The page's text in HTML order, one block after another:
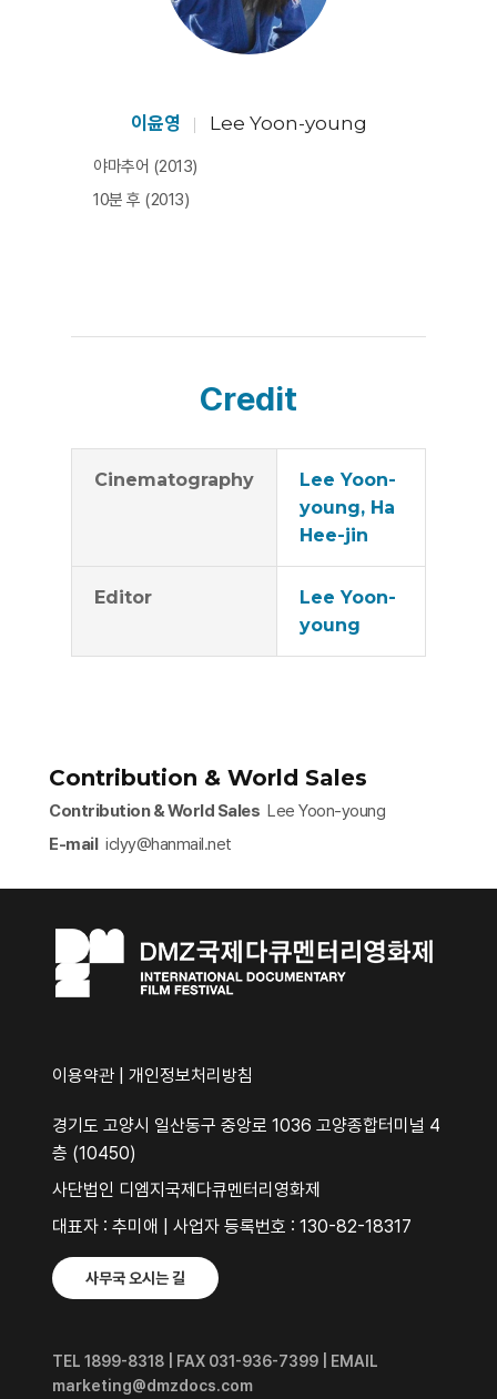
여성인 ‘나’에게는 여자다운 싸움 방식이 있다는 것. 싸움
을 멈추지 않는다면, 강한 사람을 전복할 수 있는 기회를
아니다. 하지만 한 여성이, 온몸으로 직접 강함에 대적하여
다다른 결론이라는 점이 이 '새롭지 않은 진실'을 희망으로
전복시킨다. 윤영은 반드시 강한 여성이 될 것이다. 여자답
이윤영 Lee Yoon-young
야마추어 (2013)
10분 후 (2013)
Credit
Cinematography
Lee Yoon-
young, Ha
Hee-jin
Editor
Lee Yoon-
young
Contribution & World Sales
Contribution & World Sales Lee Yoon-young
E-mailiclyy@hanmail.net​
이용약관 개인정보처리방침
경기도 고양시 일산동구 중앙로 1036 고양종합터미널 4
층 (10450)
사단법인 디엠지국제다큐멘터리영화제
대표자 : 추미애 | 사업자 등록번호 : 130-82-18317
사무국 오시는 길
TEL 1899-8318 | FAX 031-936-7399 | EMAIL
marketing@dmzdocs.com